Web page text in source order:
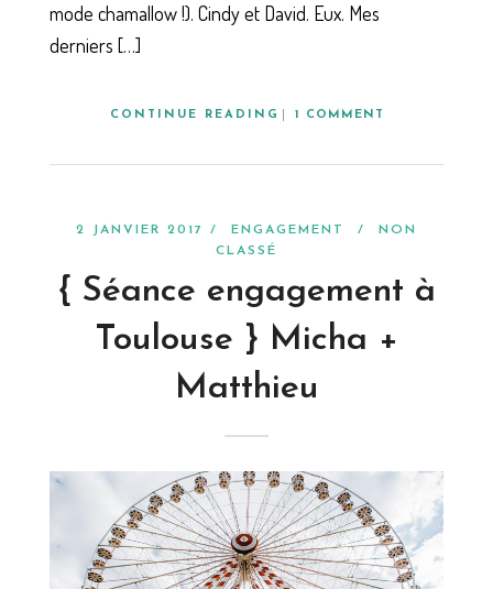
mode chamallow !). Cindy et David. Eux. Mes
derniers […]
CONTINUE READING 1 COMMENT
2 JANVIER 2017 / ENGAGEMENT / NON
CLASSÉ
{ Séance engagement à
Toulouse } Micha +
Matthieu